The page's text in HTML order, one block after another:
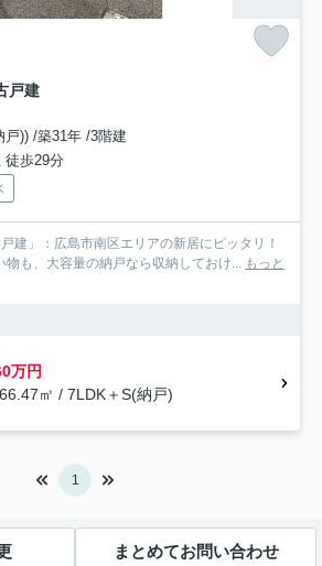
戸建
戸)) /築31年 /3階建
徒歩29分
建」：広島市南区エリアの新居にピッタリ！
物も、大容量の納戸なら収納しておけ... もっと
万円
㎡ / 7LDK＋S(納戸)
1
まとめてお問い合わせ